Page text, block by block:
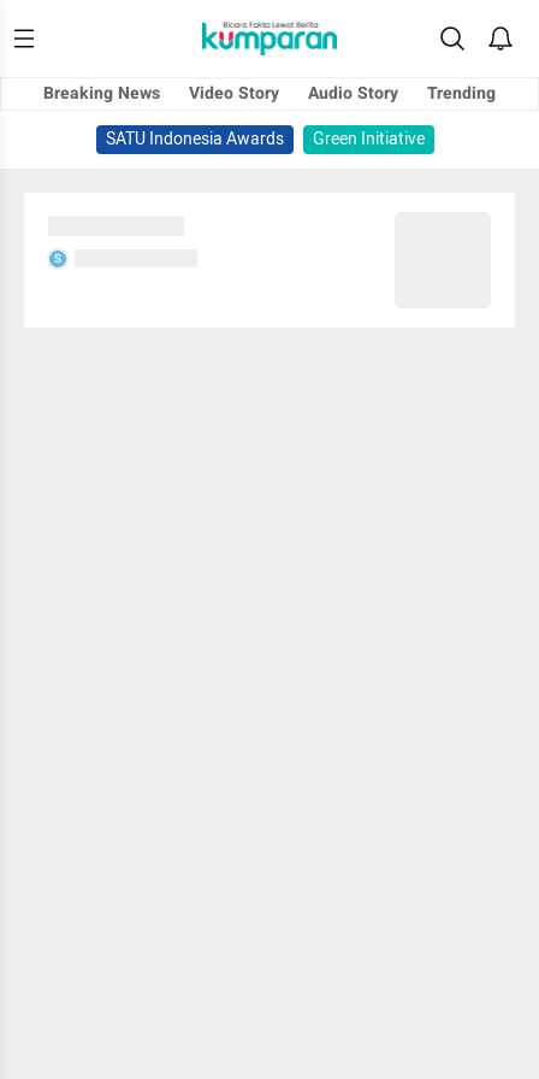
Breaking News Video Story Audio Story
Trending
SATU Indonesia Awards
Green Initiative
S